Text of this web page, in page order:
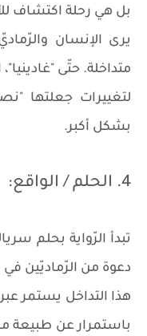
بل هي رحلة اكتشاف
يرى الإنسان
متداخلة. حتّى
لتغييرات جعلتها
بشكل أكبر.
4. الحلم / الواقع:
تبدأ الرّواية بحلم
دعوة من الرّماديّين في
هذا التداخل يستمر
باستمرار عن طبيعة